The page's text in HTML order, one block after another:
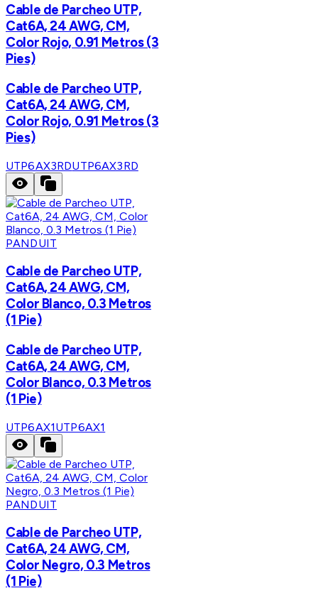
Cable de Parcheo UTP,
Cat6A, 24 AWG, CM,
Color Rojo, 0.91 Metros (3
Pies)
Cable de Parcheo UTP,
Cat6A, 24 AWG, CM,
Color Rojo, 0.91 Metros (3
Pies)
UTP6AX3RDUTP6AX3RD
PANDUIT
Cable de Parcheo UTP,
Cat6A, 24 AWG, CM,
Color Blanco, 0.3 Metros
(1 Pie)
Cable de Parcheo UTP,
Cat6A, 24 AWG, CM,
Color Blanco, 0.3 Metros
(1 Pie)
UTP6AX1UTP6AX1
PANDUIT
Cable de Parcheo UTP,
Cat6A, 24 AWG, CM,
Color Negro, 0.3 Metros
(1 Pie)